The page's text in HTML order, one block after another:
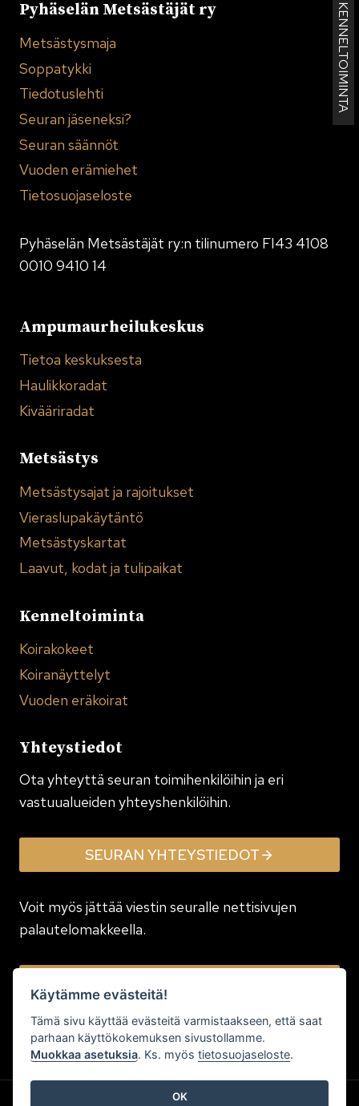
KENNELTOIMINTA
Pyhäselän Metsästäjät ry
Metsästysmaja
Soppatykki
Tiedotuslehti
Seuran jäseneksi?
Seuran säännöt
Vuoden erämiehet
Tietosuojaseloste
Pyhäselän Metsästäjät ry:n tilinumero FI43 4108
0010 9410 14
Ampumaurheilukeskus
Tietoa keskuksesta
Haulikkoradat
Kivääriradat
Metsästys
Metsästysajat ja rajoitukset
Vieraslupakäytäntö
Metsästyskartat
Laavut, kodat ja tulipaikat
Kenneltoiminta
Koirakokeet
Koiranäyttelyt
Vuoden eräkoirat
Yhteystiedot
Ota yhteyttä seuran toimi­henkilöihin ja eri
vastuualueiden yhteyshenkilöihin.
SEURAN YHTEYSTIEDOT
Voit myös jättää viestin seuralle nettisivujen
palautelomakkeella.
Käytämme evästeitä!
Tämä sivu käyttää evästeitä varmistaakseen, että saat
parhaan käyttökokemuksen sivustollamme.
Muokkaa asetuksia. Ks. myöstietosuojaseloste.
OK